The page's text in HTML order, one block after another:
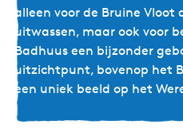
w
alleen voor de Bruine Vloot
uitwassen, maar ook voor
Badhuus een bijzonder
uitzichtpunt, bovenop het
een uniek beeld op het